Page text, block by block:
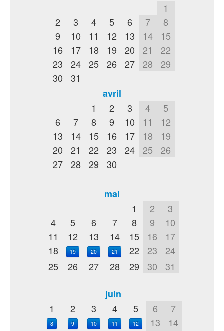
1
2
3 4 5 6 7
8
9
10 11 12 13 14
15
16
17 18 19 20 21
22
23
24 25 26 27 28
29
30
31
avril
1
2 3 4
5
6
7 8 9 10 11
12
13
14 15 16 17 18
19
20
21 22 23 24 25
26
27
28 29 30
mai
1
2
3
4
5 6 7 8 9
10
11
12 13 14 15 16
17
18
19 20 21 22 23
24
25
26 27 28 29 30 31
juin
1
2 3 4 5 6 7
8 9 10 11 12 13 14